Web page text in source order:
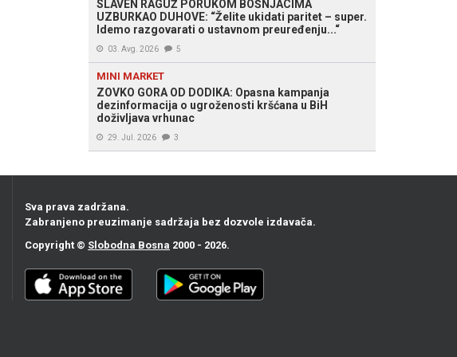
SLAVEN RAGUŽ PORUKOM BOŠNJACIMA
UZBURKAO DUHOVE: “Želite ukidati paritet – super.
Idemo razgovarati o ustavnom preuređenju...“
03. Avg. 2026 5
MINI MARKET
ZOVKO GORA OD DODIKA: Opasna kampanja
dezinformacija o ugroženosti kršćana u BiH
doživljava vrhunac
29. Jul. 2026 3
Sva prava zadržana.
Zabranjeno preuzimanje sadržaja bez dozvole izdavača.
Copyright © Slobodna Bosna 2000 - 2026.